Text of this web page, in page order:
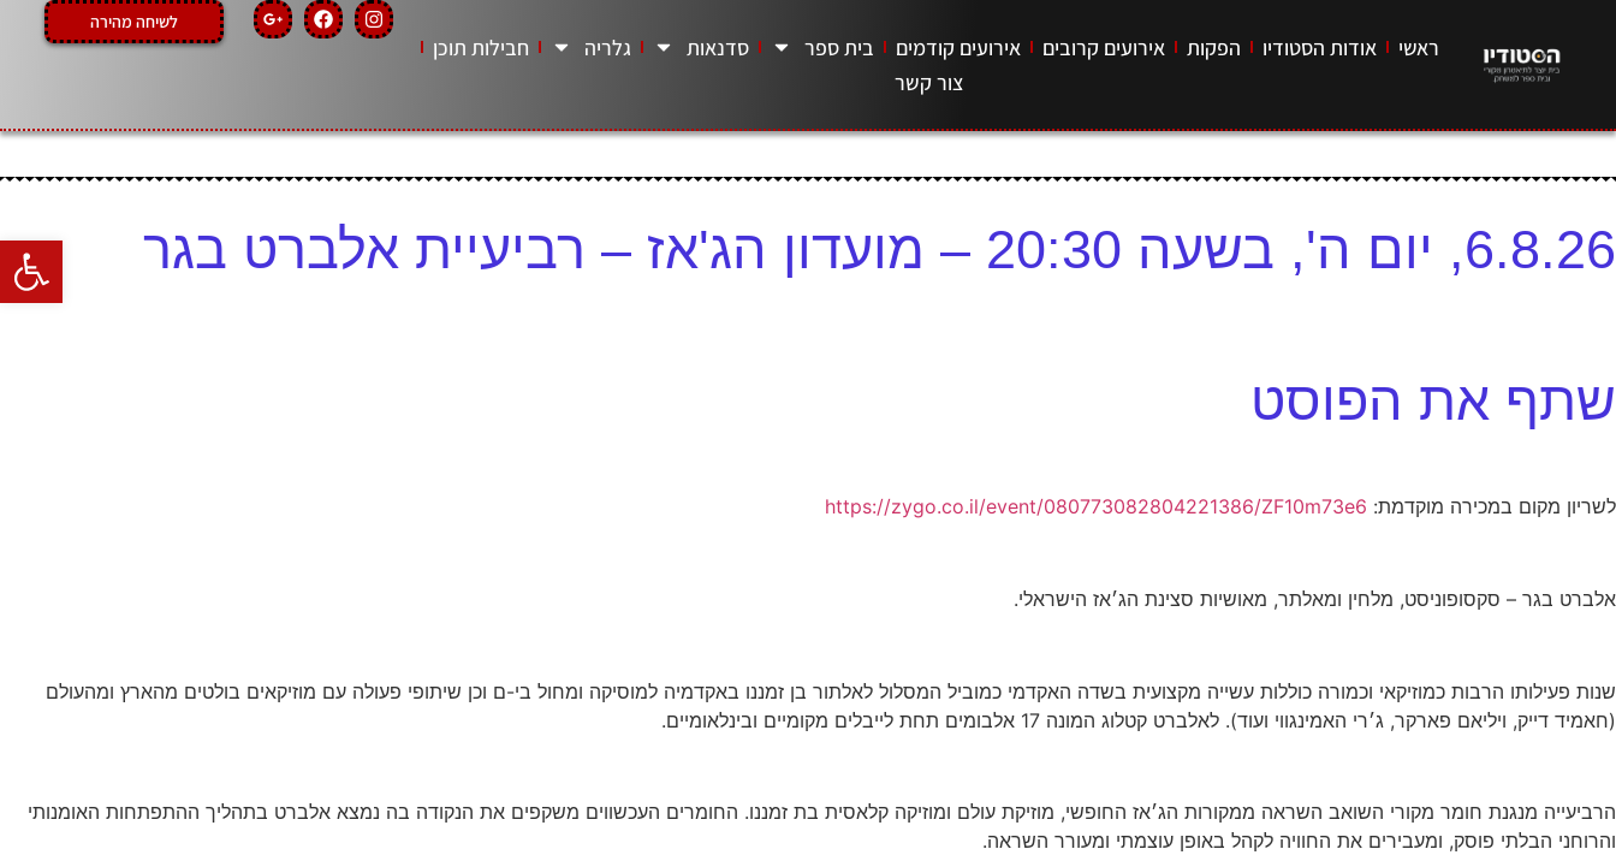
פתח
ראשי אודות הסטודיו הפקות אירועים קרובים אירועים קודמים בית ספר סדנאות גלריה
חבילות תוכן
צור קשר
לשיחה מהירה
6.8.26, יום ה', בשעה 20:30 – מועדון הג'אז – רביעיית אלברט בגר
שתף את הפוסט
לשריון מקום במכירה מוקדמת: https://zygo.co.il/event/080773082804221386/ZF10m73e6
אלברט בגר – סקסופוניסט, מלחין ומאלתר, מאושיות סצינת הג׳אז הישראלי.
שנות פעילותו הרבות כמוזיקאי וכמורה כוללות עשייה מקצועית בשדה האקדמי כמוביל המסלול לאלתור בן זמננו באקדמיה למוסיקה ומחול בי-ם וכן שיתופי פעולה עם מוזיקאים בולטים מהארץ ומהעולם
(חאמיד דייק, ויליאם פארקר, ג׳רי האמינגווי ועוד). לאלברט קטלוג המונה 17 אלבומים תחת לייבלים מקומיים ובינלאומיים.
הרביעייה מנגנת חומר מקורי השואב השראה ממקורות הג׳אז החופשי, מוזיקת עולם ומוזיקה קלאסית בת זמננו. החומרים העכשווים משקפים את הנקודה בה נמצא אלברט בתהליך ההתפתחות האומנותי
והרוחני הבלתי פוסק, ומעבירים את החוויה לקהל באופן עוצמתי ומעורר השראה.